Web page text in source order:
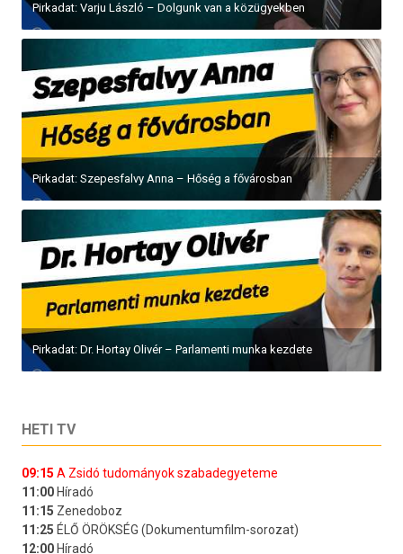
Pirkadat: Varju László – Dolgunk van a közügyekben
Pirkadat: Szepesfalvy Anna – Hőség a fővárosban
Pirkadat: Dr. Hortay Olivér – Parlamenti munka kezdete
HETI TV